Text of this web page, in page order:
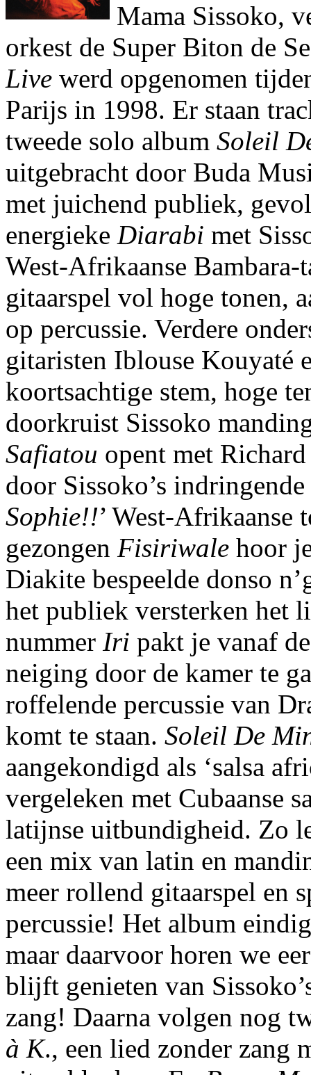
Mama Sissoko,
orkest de Super Biton de
Live werd opgenomen
Parijs in 1998. Er staan
tweede solo album Soleil
uitgebracht door Buda
met juichend publiek,
energieke Diarabi met
West-Afrikaanse
gitaarspel vol hoge tonen,
op percussie. Verdere
gitaristen Iblouse Kouyaté
koortsachtige stem, hoge
doorkruist Sissoko
Safiatou opent met
door Sissoko’s
Sophie!!’ West-Afrikaanse
gezongen Fisiriwale hoor
Diakite bespeelde donso
het publiek versterken het
nummer Iri pakt je vanaf
neiging door de kamer te
roffelende percussie van
komt te staan. Soleil De
aangekondigd als ‘salsa
vergeleken met Cubaanse
latijnse uitbundigheid. Zo
een mix van latin en
meer rollend gitaarspel en
percussie! Het album
maar daarvoor horen we
blijft genieten van
zang! Daarna volgen nog
à K., een lied zonder zang